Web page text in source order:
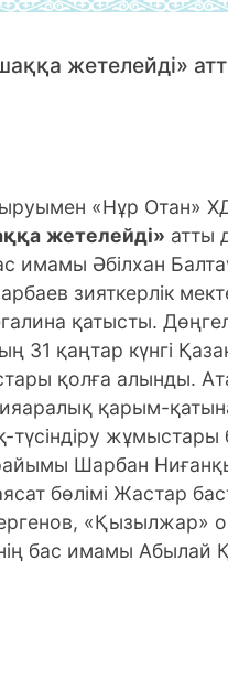
жетелейді»
«Нұр Отан»
жетелейді» атты
имамы Әбілхан
зияткерлік
қатысты.
қаңтар күнгі
қолға алынды.
қарым-
жұмыстары
Шарбан
бөлімі Жастар
«Қызылжар»
бас имамы Абылай